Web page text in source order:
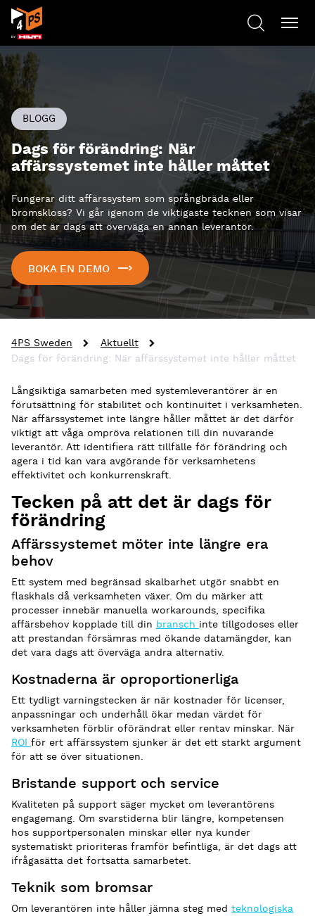
BLOGG
Dags för förändring: När
affärssystemet inte håller måttet
Fungerar ditt affärssystem som språngbräda eller
bromskloss? Vi går igenom de viktigaste tecknen som visar
om det är dags att överväga en annan leverantör.
BOKA EN DEMO
4PS Sweden
Aktuellt
Dags för förändring: När affärssystemet inte håller måttet
Långsiktiga samarbeten med systemleverantörer är en
förutsättning för stabilitet och kontinuitet i verksamheten.
När affärssystemet inte längre håller måttet är det därför
viktigt att våga ompröva relationen till din nuvarande
leverantör. Att identifiera rätt tillfälle för förändring och
agera i tid kan vara avgörande för verksamhetens
effektivitet och konkurrenskraft.
Tecken på att det är dags för
förändring
Affärssystemet möter inte längre era
behov
Ett system med begränsad skalbarhet utgör snabbt en
flaskhals då verksamheten växer. Om du märker att
processer innebär manuella workarounds, specifika
affärsbehov kopplade till din bransch inte tillgodoses eller
att prestandan försämras med ökande datamängder, kan
det vara dags att överväga andra alternativ.
Kostnaderna är oproportionerliga
Ett tydligt varningstecken är när kostnader för licenser,
anpassningar och underhåll ökar medan värdet för
verksamheten förblir oförändrat eller rentav minskar. När
ROI för ert affärssystem sjunker är det ett starkt argument
för att se över situationen.
Bristande support och service
Kvaliteten på support säger mycket om leverantörens
engagemang. Om svarstiderna blir längre, kompetensen
hos supportpersonalen minskar eller nya kunder
systematiskt prioriteras framför befintliga, är det dags att
ifrågasätta det fortsatta samarbetet.
Teknik som bromsar
Om leverantören inte håller jämna steg med teknologiska